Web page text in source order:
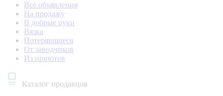
Все объявления
На продажу
В добрые руки
Вязка
Потерявшиеся
От заводчиков
Из приютов
Каталог продавцов